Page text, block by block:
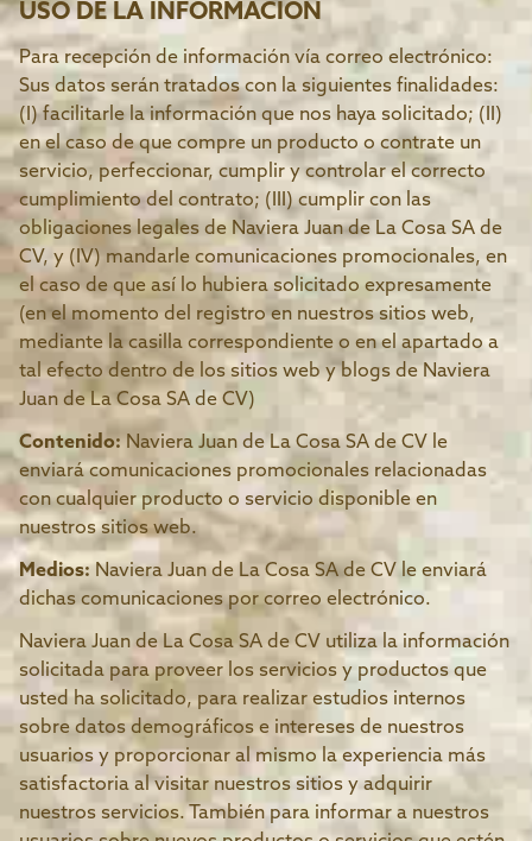
USO DE LA INFORMACIÓN
Para recepción de información vía correo electrónico:
Sus datos serán tratados con la siguientes finalidades:
(I) facilitarle la información que nos haya solicitado; (II)
en el caso de que compre un producto o contrate un
servicio, perfeccionar, cumplir y controlar el correcto
cumplimiento del contrato; (III) cumplir con las
obligaciones legales de Naviera Juan de La Cosa SA de
CV, y (IV) mandarle comunicaciones promocionales, en
el caso de que así lo hubiera solicitado expresamente
(en el momento del registro en nuestros sitios web,
mediante la casilla correspondiente o en el apartado a
tal efecto dentro de los sitios web y blogs de Naviera
Juan de La Cosa SA de CV)
Contenido:Naviera Juan de La Cosa SA de CV le
enviará comunicaciones promocionales relacionadas
con cualquier producto o servicio disponible en
nuestros sitios web.
Medios: Naviera Juan de La Cosa SA de CV le enviará
dichas comunicaciones por correo electrónico.
Naviera Juan de La Cosa SA de CV utiliza la información
solicitada para proveer los servicios y productos que
usted ha solicitado, para realizar estudios internos
sobre datos demográficos e intereses de nuestros
usuarios y proporcionar al mismo la experiencia más
satisfactoria al visitar nuestros sitios y adquirir
nuestros servicios. También para informar a nuestros